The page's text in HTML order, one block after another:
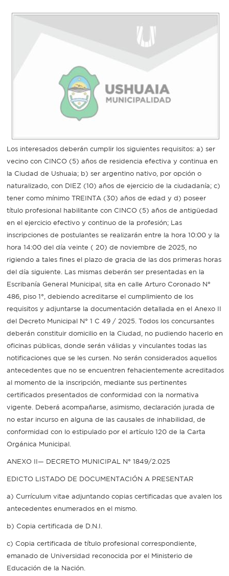
Municipal
Boleto
estudiantil
Recorrido
colectivos
Recarga
Los interesados deberán cumplir los siguientes requisitos: a) ser
vecino con CINCO (5) años de residencia efectiva y continua en
la Ciudad de Ushuaia; b) ser argentino nativo, por opción o
naturalizado, con DIEZ (10) años de ejercicio de la ciudadanía; c)
tener como mínimo TREINTA (30) años de edad y d) poseer
título profesional habilitante con CINCO (5) años de antigüedad
en el ejercicio efectivo y continuo de la profesión; Las
inscripciones de postulantes se realizarán entre la hora 10:00 y la
hora 14:00 del día veinte ( 20) de noviembre de 2025, no
rigiendo a tales fines el plazo de gracia de las dos primeras horas
del día siguiente. Las mismas deberán ser presentadas en la
Escribanía General Municipal, sita en calle Arturo Coronado N°
486, piso 1°, debiendo acreditarse el cumplimiento de los
requisitos y adjuntarse la documentación detallada en el Anexo II
del Decreto Municipal N° 1 C 49 / 2025. Todos los concursantes
deberán constituir domicilio en la Ciudad, no pudiendo hacerlo en
oficinas públicas, donde serán válidas y vinculantes todas las
notificaciones que se les cursen. No serán considerados aquellos
antecedentes que no se encuentren fehacientemente acreditados
al momento de la inscripción, mediante sus pertinentes
certificados presentados de conformidad con la normativa
vigente. Deberá acompañarse, asimismo, declaración jurada de
no estar incurso en alguna de las causales de inhabilidad, de
conformidad con lo estipulado por el artículo 120 de la Carta
Orgánica Municipal.
ANEXO II— DECRETO MUNICIPAL N° 1849/2.025
EDICTO LISTADO DE DOCUMENTACIÓN A PRESENTAR
a) Currículum vitae adjuntando copias certificadas que avalen los
antecedentes enumerados en el mismo.
b) Copia certificada de D.N.I.
c) Copia certificada de título profesional correspondiente,
emanado de Universidad reconocida por el Ministerio de
Educación de la Nación.